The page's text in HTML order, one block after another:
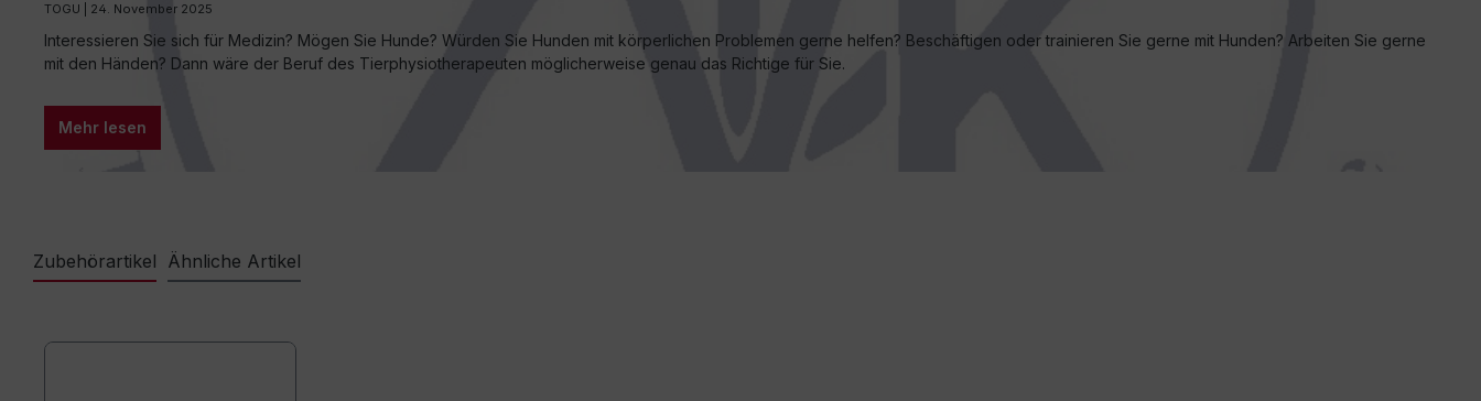
TOGU | 24. November 2025
Interessieren Sie sich für Medizin? Mögen Sie Hunde? Würden Sie Hunden mit körperlichen Problemen gerne helfen? Beschäftigen oder trainieren Sie gerne mit Hunden? Arbeiten Sie gerne
mit den Händen? Dann wäre der Beruf des Tierphysiotherapeuten möglicherweise genau das Richtige für Sie.
Mehr lesen
Zubehörartikel Ähnliche Artikel